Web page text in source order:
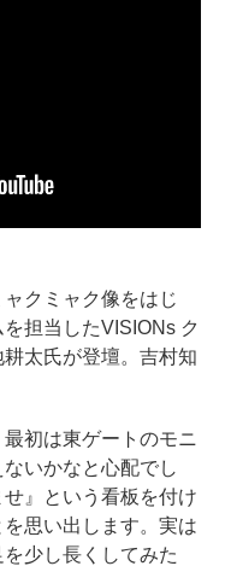
クミャク像をはじ
担当したVISIONs ク
太氏が登壇。吉村知
初は東ゲートのモニ
いかなと心配でし
』という看板を付け
思い出します。実は
少し長くしてみた